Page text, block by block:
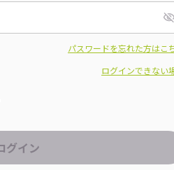
パスワードを忘れた方はこ
ログインできない